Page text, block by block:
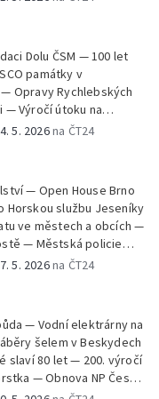
— Prevence lesních
den v Kladrubech
Labi — Vodní hrad
Dolu ČSM — 100 let
památky v
Opravy Rychlebských
Výročí útoku na
— Vypouštění
hradem Hluboký — Po
— Skautské setkání v
přes půl světa
5. 2026na ČT24
— Open House Brno
Horskou službu Jeseníky
ve městech a obcích —
— Městská policie
nové drony — Začal lov
5. 2026na ČT24
— Vodní elektrárny na
šelem v Beskydech
slaví 80 let — 200. výročí
— Obnova NP České
— Rychlejší opravy